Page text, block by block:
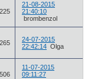
225
21-08-2015
21:40:10
brombenzol
265
24-07-2015
22:42:14 Olga
506
11-07-2015
09:11:27